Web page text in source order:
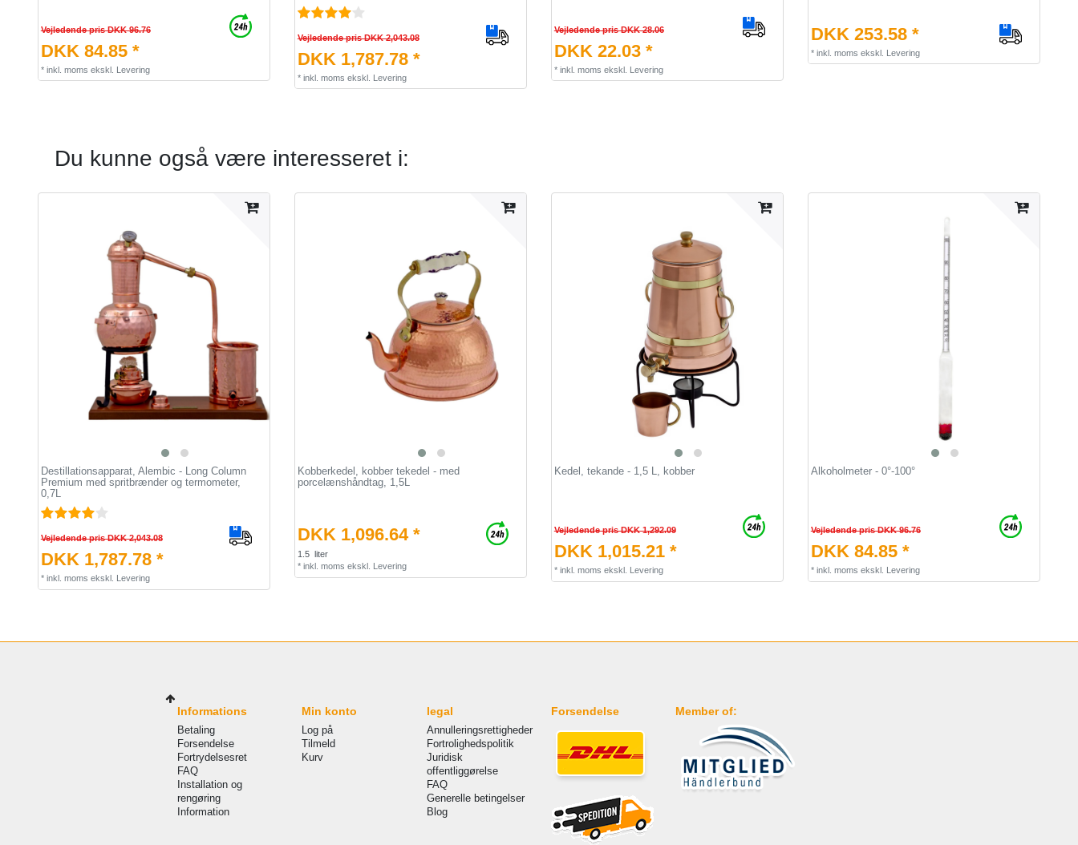
Vejledende pris DKK 96.76
DKK 84.85 *
* inkl. moms ekskl. Levering
Vejledende pris DKK 2,043.08
DKK 1,787.78 *
* inkl. moms ekskl. Levering
Vejledende pris DKK 28.06
DKK 22.03 *
* inkl. moms ekskl. Levering
DKK 253.58 *
* inkl. moms ekskl. Levering
Du kunne også være interesseret i:
Destillationsapparat, Alembic - Long Column
Premium med spritbrænder og termometer,
0,7L
Vejledende pris DKK 2,043.08
DKK 1,787.78 *
* inkl. moms ekskl. Levering
Kobberkedel, kobber tekedel - med
porcelænshåndtag, 1,5L
DKK 1,096.64 *
1.5 liter
* inkl. moms ekskl. Levering
Kedel, tekande - 1,5 L, kobber
Vejledende pris DKK 1,292.09
DKK 1,015.21 *
* inkl. moms ekskl. Levering
Alkoholmeter - 0°-100°
Vejledende pris DKK 96.76
DKK 84.85 *
* inkl. moms ekskl. Levering
Informations
Betaling
Forsendelse
Fortrydelsesret
FAQ
Installation og
rengøring
Information
Min konto
Log på
Tilmeld
Kurv
legal
Annulleringsrettigheder
Fortrolighedspolitik
Juridisk
offentliggørelse
FAQ
Generelle betingelser
Blog
Forsendelse Member of: